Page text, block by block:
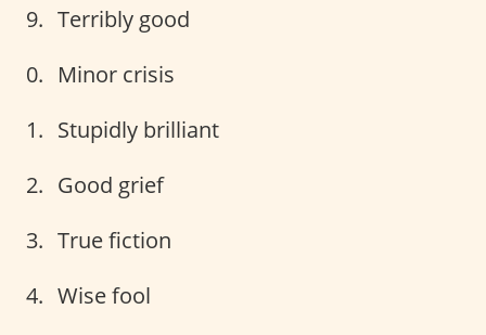
Terribly good
Minor crisis
Stupidly brilliant
Good grief
True fiction
Wise fool